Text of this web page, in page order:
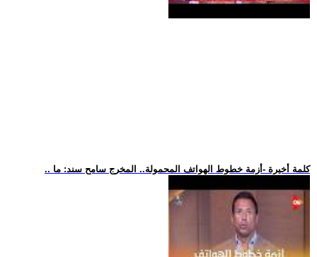
.. كلمة أخيرة -أزمة خطوط الهواتف المحمولة.. المخرج سامح سند: ما